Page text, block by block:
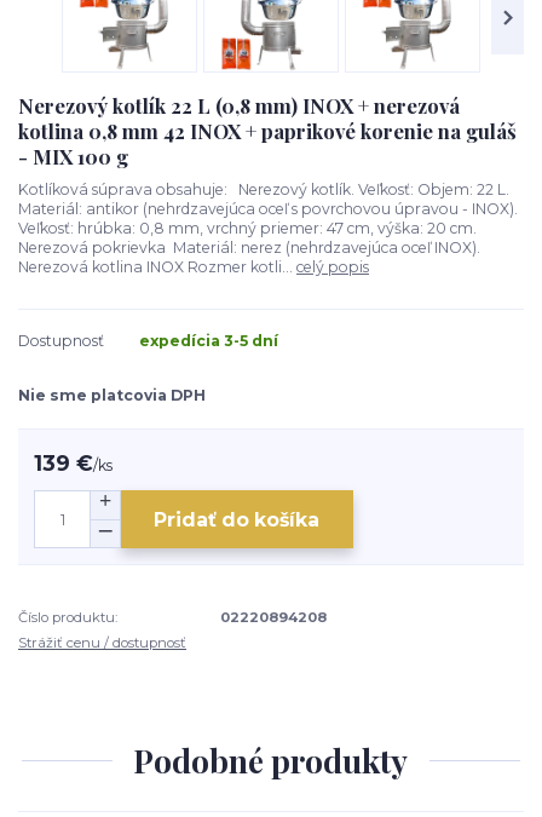
Nerezový kotlík 22 L (0,8 mm) INOX + nerezová
kotlina 0,8 mm 42 INOX + paprikové korenie na guláš
- MIX 100 g
Kotlíková súprava obsahuje: Nerezový kotlík. Veľkosť: Objem: 22 L.
Materiál: antikor (nehrdzavejúca oceľ s povrchovou úpravou - INOX).
Veľkosť: hrúbka: 0,8 mm, vrchný priemer: 47 cm, výška: 20 cm.
Nerezová pokrievka Materiál: nerez (nehrdzavejúca oceľ INOX).
Nerezová kotlina INOX Rozmer kotli... celý popis
Dostupnosť expedícia 3-5 dní
Nie sme platcovia DPH
139 €/ks
Pridať do košíka
Číslo produktu:
02220894208
Strážiť cenu / dostupnosť
Podobné produkty